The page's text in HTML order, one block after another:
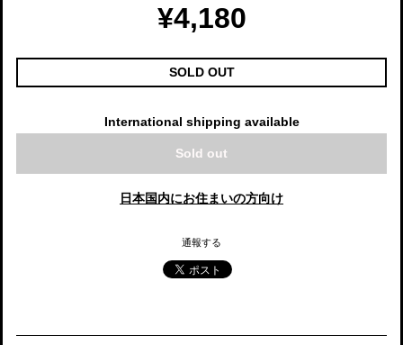
¥4,180
SOLD OUT
International shipping available
Sold out
日本国内にお住まいの方向け
通報する